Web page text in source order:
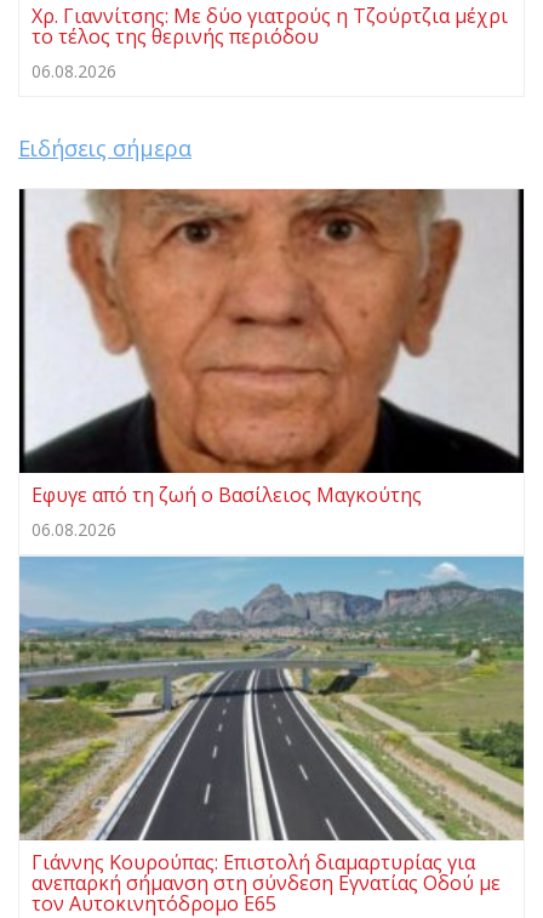
Χρ. Γιαννίτσης: Με δύο γιατρούς η Τζούρτζια μέχρι
το τέλος της θερινής περιόδου
06.08.2026
Ειδήσεις σήμερα
Eφυγε από τη ζωή ο Βασίλειος Μαγκούτης
06.08.2026
Γιάννης Κουρούπας: Επιστολή διαμαρτυρίας για
ανεπαρκή σήμανση στη σύνδεση Εγνατίας Οδού με
τον Αυτοκινητόδρομο Ε65